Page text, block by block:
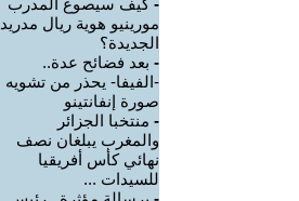
-كيف سيصوغ المدرب
مورينيو هوية ريال مدريد
الجديدة؟
- بعد فضائح عدة..
-الفيفا- يحذر من تشويه
صورة إنفانتينو
- منتخبا الجزائر
والمغرب يبلغان نصف
نهائي كأس أفريقيا
للسيدات ...